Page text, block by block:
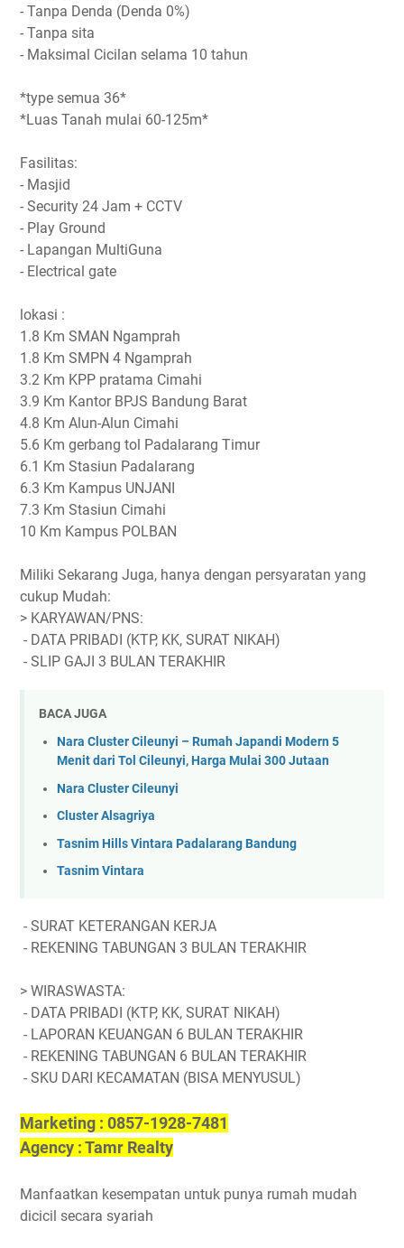
- Tanpa Denda (Denda 0%)
- Tanpa sita
- Maksimal Cicilan selama 10 tahun
*type semua 36*
*Luas Tanah mulai 60-125m*
Fasilitas:
- Masjid
- Security 24 Jam + CCTV
- Play Ground
- Lapangan MultiGuna
- Electrical gate
lokasi :
1.8 Km SMAN Ngamprah
1.8 Km SMPN 4 Ngamprah
3.2 Km KPP pratama Cimahi
3.9 Km Kantor BPJS Bandung Barat
4.8 Km Alun-Alun Cimahi
5.6 Km gerbang tol Padalarang Timur
6.1 Km Stasiun Padalarang
6.3 Km Kampus UNJANI
7.3 Km Stasiun Cimahi
10 Km Kampus POLBAN
Miliki Sekarang Juga, hanya dengan persyaratan yang
cukup Mudah:
> KARYAWAN/PNS:
- DATA PRIBADI (KTP, KK, SURAT NIKAH)
- SLIP GAJI 3 BULAN TERAKHIR
BACA JUGA
Nara Cluster Cileunyi – Rumah Japandi Modern 5
Menit dari Tol Cileunyi, Harga Mulai 300 Jutaan
Nara Cluster Cileunyi
Cluster Alsagriya
Tasnim Hills Vintara Padalarang Bandung
Tasnim Vintara
- SURAT KETERANGAN KERJA
- REKENING TABUNGAN 3 BULAN TERAKHIR
> WIRASWASTA:
- DATA PRIBADI (KTP, KK, SURAT NIKAH)
- LAPORAN KEUANGAN 6 BULAN TERAKHIR
- REKENING TABUNGAN 6 BULAN TERAKHIR
- SKU DARI KECAMATAN (BISA MENYUSUL)
Marketing : 0857-1928-7481
Agency : Tamr Realty
Manfaatkan kesempatan untuk punya rumah mudah
dicicil secara syariah